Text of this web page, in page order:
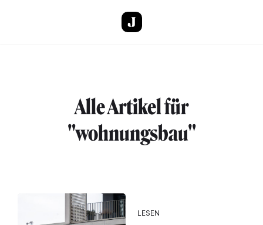
Alle Artikel für
"wohnungsbau"
LESEN